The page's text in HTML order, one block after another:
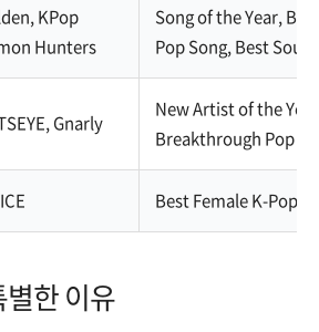
KPop
Hunters
Song of the Year,
Pop Song, Best
Gnarly
New Artist of the
Breakthrough Pop
Best Female K-Pop
한 이유